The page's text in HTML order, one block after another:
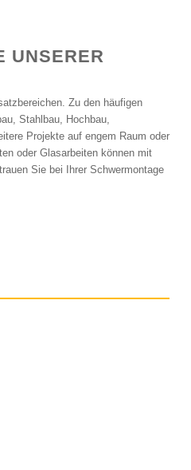
UNSERER
Zu den häufigen
Stahlbau, Hochbau,
Projekte auf engem Raum oder
oder Glasarbeiten können mit
Sie bei Ihrer Schwermontage